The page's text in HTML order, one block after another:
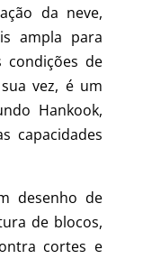
da neve,
ampla para
condições de
vez, é um
Hankook,
capacidades
desenho de
de blocos,
cortes e